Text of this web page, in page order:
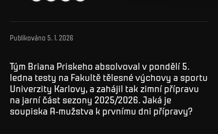
Publikováno 5. 1. 2026
Tým Briana Priskeho absolvoval v pondělí 5.
ledna testy na Fakultě tělesné výchovy a sportu
Univerzity Karlovy, a zahájil tak zimní přípravu
na jarní část sezony 2025/2026. Jaká je
soupiska A-mužstva k prvnímu dni přípravy?